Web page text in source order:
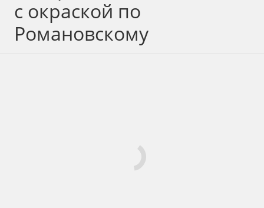
с окраской по
Романовскому